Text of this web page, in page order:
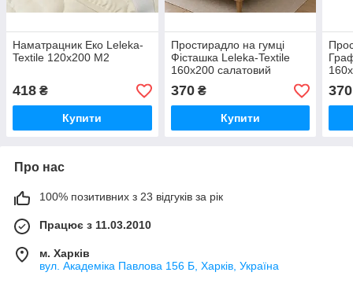
Наматрацник Еко Leleka-
Textile 120х200 М2
418 ₴
Купити
Простирадло на гумці
Фісташка Leleka-Textile
160х200 салатовий
(1938/6675)
370₴
Купити
370
Про нас
100% позитивних з 23 відгуків за рік
Працює з 11.03.2010
м. Харків
вул. Академіка Павлова 156 Б, Харків, Україна